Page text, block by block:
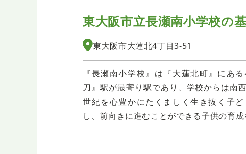
東大阪市立長瀬南小学校の
東大阪市大蓮北4丁目3-51
『長瀬南小学校』は『大蓮北町』にあ
刀』駅が最寄り駅であり、学校からは南
世紀を心豊かにたくましく生き抜く子
し、前向きに進むことができる子供の育成